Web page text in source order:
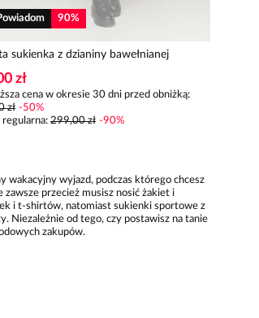
90%
sukienka z dzianiny bawełnianej
zł
cena w okresie 30 dni przed obniżką:
zł -50%
regularna: 299,00 zł -90%
wakacyjny wyjazd, podczas którego chcesz
przecież musisz nosić żakiet i
i t-shirtów, natomiast sukienki sportowe z
Niezależnie od tego, czy postawisz na tanie
zakupów.